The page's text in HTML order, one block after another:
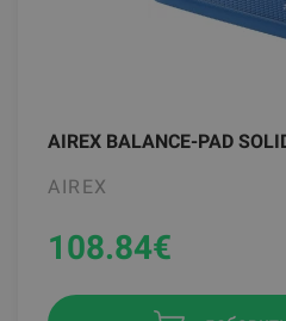
AIREX BALANCE-PAD
AIREX
108.84€